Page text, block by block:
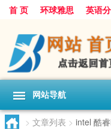
首 页 环球雅思 英语
网站导航
> 文章列表 > intel 酷